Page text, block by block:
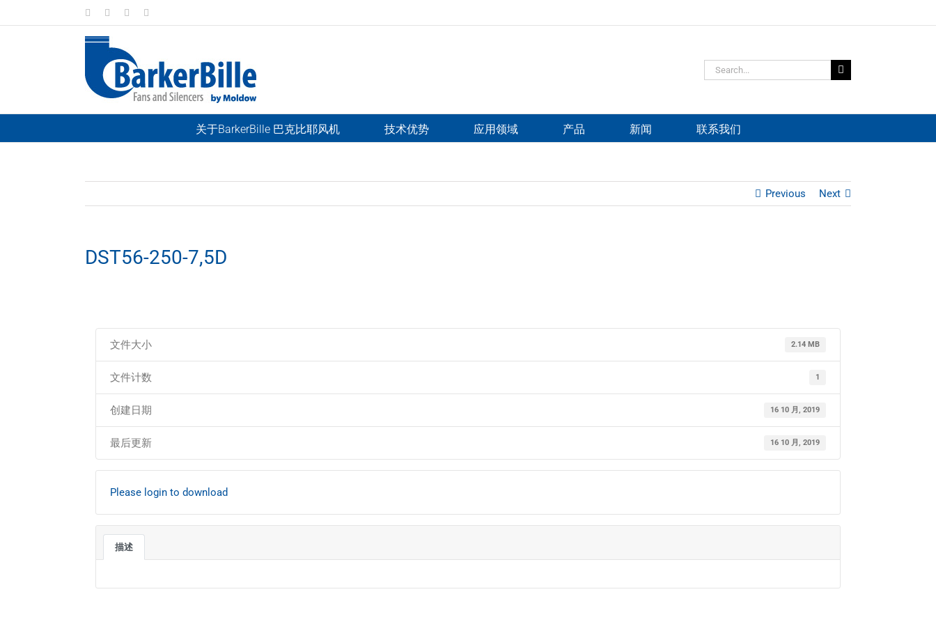
to
LinkedInFacebookInstagram
Search
for:
关于BarkerBille 巴克比耶风机 技术优势 应用领域 产品 新闻 联系我们
Previous Next
DST56-250-7,5D
文件大小 2.14 MB
文件计数 1
创建日期 16 10 月, 2019
最后更新 16 10 月, 2019
Please login to download
描述